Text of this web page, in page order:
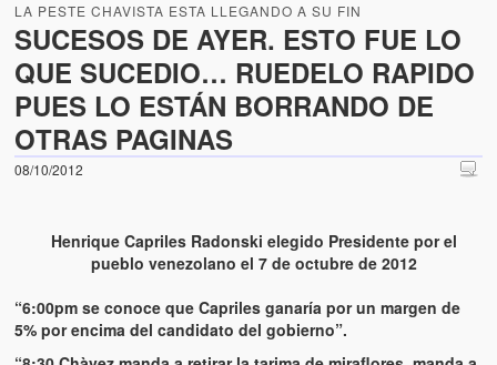
Home
¡Bienvenido!
Todos Unidos por Venezuela te da la bienvenida a éste nuestro
Acerca de este blog (About this Blog)
El Tipo y los Rojos en Los Teques (The Jerk and the Reds in
LA PESTE CHAVISTA ESTA LLEGANDO A SU FIN
SUCESOS DE AYER. ESTO FUE LO
QUE SUCEDIO… RUEDELO RAPIDO
PUES LO ESTÁN BORRANDO DE
OTRAS PAGINAS
08/10/2012
Henrique Capriles Radonski elegido Presidente por el
pueblo venezolano el 7 de octubre de 2012
“6:00pm se conoce que Capriles ganaría por un margen de
5% por encima del candidato del gobierno”.